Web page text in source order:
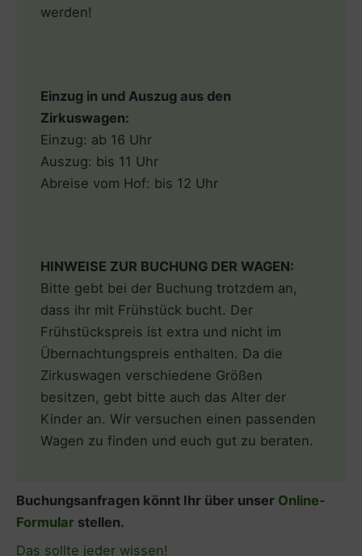
werden!
Einzug in und Auszug aus den
Zirkuswagen:
Einzug: ab 16 Uhr
Auszug: bis 11 Uhr
Abreise vom Hof: bis 12 Uhr
HINWEISE ZUR BUCHUNG DER WAGEN:
Bitte gebt bei der Buchung trotzdem an,
dass ihr mit Frühstück bucht. Der
Frühstückspreis ist extra und nicht im
Übernachtungspreis enthalten. Da die
Zirkuswagen verschiedene Größen
besitzen, gebt bitte auch das Alter der
Kinder an. Wir versuchen einen passenden
Wagen zu finden und euch gut zu beraten.
Buchungsanfragen könnt Ihr über unser Online-
Formular stellen.
Das sollte jeder wissen!